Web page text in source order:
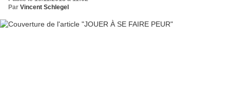
Par Vincent Schlegel